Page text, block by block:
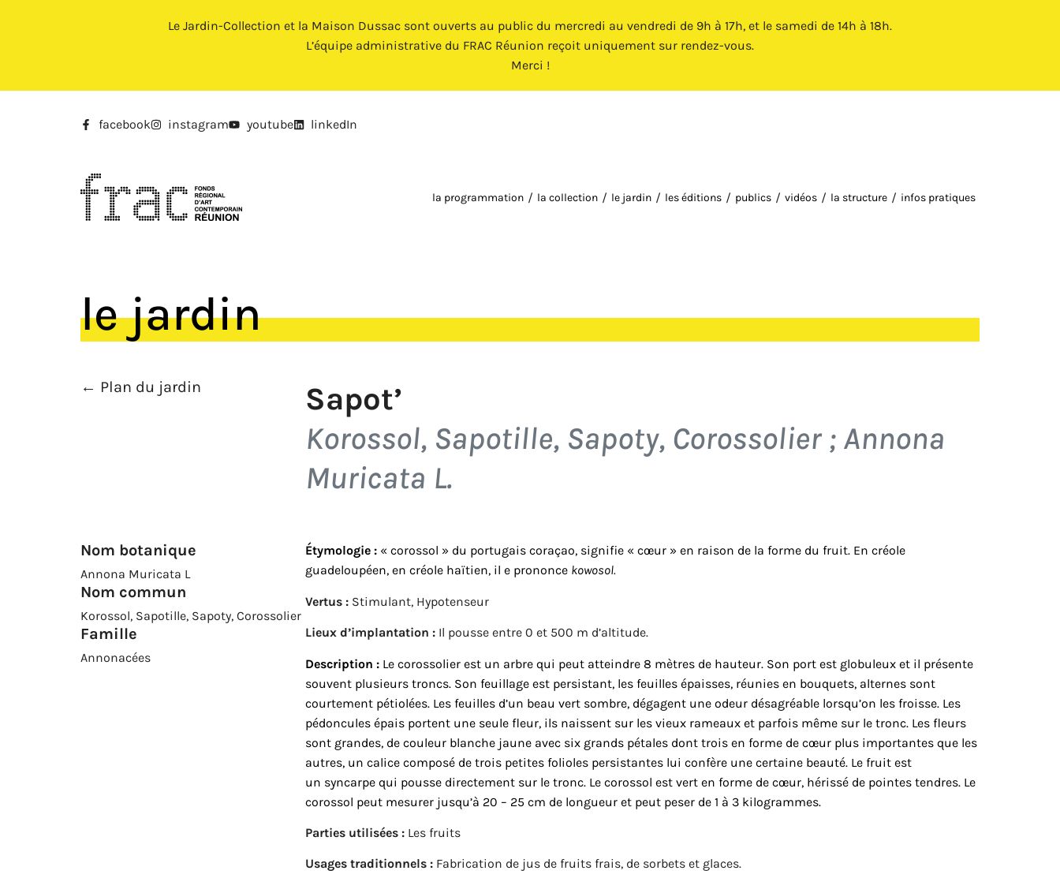
Le Jardin-Collection et la Maison Dussac sont ouverts au public du mercredi au vendredi de 9h à 17h, et le samedi de 14h à 18h.
L’équipe administrative du FRAC Réunion reçoit uniquement sur rendez-vous.
Merci !
facebook instagram youtube linkedIn
la programmation la collection le jardin les éditions publics vidéos la structure infos pratiques
le jardin
← Plan du jardin
Sapot’
Korossol, Sapotille, Sapoty, Corossolier ; Annona
Muricata L.
Nom botanique
Annona Muricata L
Nom commun
Korossol, Sapotille, Sapoty, Corossolier
Famille
Annonacées
Étymologie : « corossol » du portugais coraçao, signifie « cœur » en raison de la forme du fruit. En créole
guadeloupéen, en créole haïtien, il e prononce kowosol.
Vertus : Stimulant, Hypotenseur
Lieux d’implantation : Il pousse entre 0 et 500 m d’altitude.
Description : Le corossolier est un arbre qui peut atteindre 8 mètres de hauteur. Son port est globuleux et il présente
souvent plusieurs troncs. Son feuillage est persistant, les feuilles épaisses, réunies en bouquets, alternes sont
courtement pétiolées. Les feuilles d’un beau vert sombre, dégagent une odeur désagréable lorsqu’on les froisse. Les
pédoncules épais portent une seule fleur, ils naissent sur les vieux rameaux et parfois même sur le tronc. Les fleurs
sont grandes, de couleur blanche jaune avec six grands pétales dont trois en forme de cœur plus importantes que les
autres, un calice composé de trois petites folioles persistantes lui confère une certaine beauté. Le fruit est
un syncarpe qui pousse directement sur le tronc. Le corossol est vert en forme de cœur, hérissé de pointes tendres. Le
corossol peut mesurer jusqu’à 20 – 25 cm de longueur et peut peser de 1 à 3 kilogrammes.
Parties utilisées : Les fruits
Usages traditionnels : Fabrication de jus de fruits frais, de sorbets et glaces.